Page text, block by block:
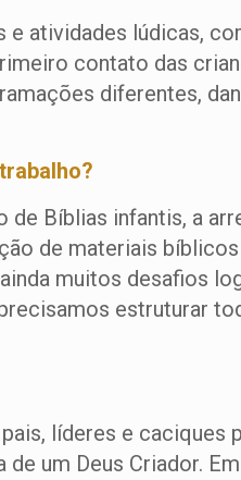
atividades lúdicas,
contato das
diferentes,
Bíblias infantis, a
de materiais
muitos desafios
estruturar
líderes e caciques
um Deus Criador.